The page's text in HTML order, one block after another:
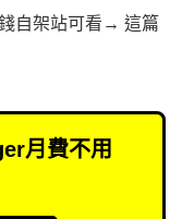
自架站可看→ 這篇
月費不用